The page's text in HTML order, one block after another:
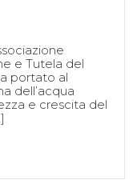
e Tutela del
portato al
dell’acqua
e crescita del